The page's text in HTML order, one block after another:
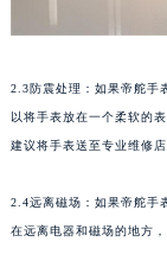
2.3防震处理：如果帝舵手
以将手表放在一个柔软的
建议将手表送至专业维修店
2.4远离磁场：如果帝舵手
在远离电器和磁场的地方